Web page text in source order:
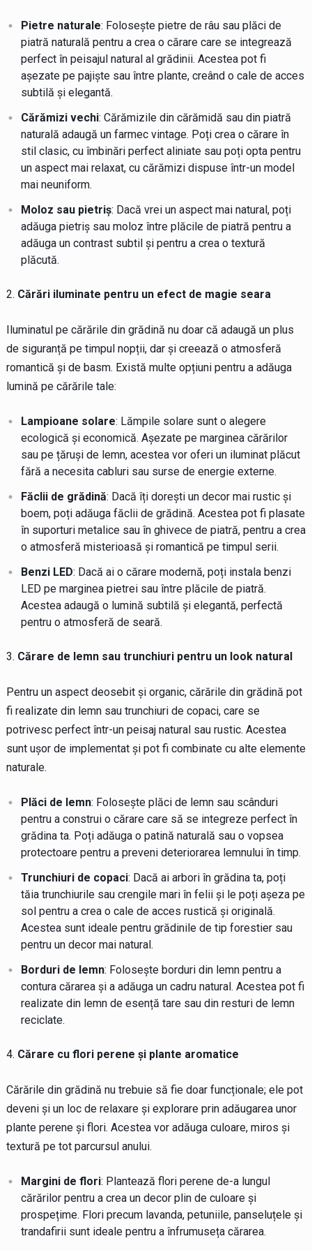
Pietre naturale: Folosește pietre de râu sau plăci de
piatră naturală pentru a crea o cărare care se integrează
perfect în peisajul natural al grădinii. Acestea pot fi
așezate pe pajiște sau între plante, creând o cale de acces
subtilă și elegantă.
Cărămizi vechi: Cărămizile din cărămidă sau din piatră
naturală adaugă un farmec vintage. Poți crea o cărare în
stil clasic, cu îmbinări perfect aliniate sau poți opta pentru
un aspect mai relaxat, cu cărămizi dispuse într-un model
mai neuniform.
Moloz sau pietriș: Dacă vrei un aspect mai natural, poți
adăuga pietriș sau moloz între plăcile de piatră pentru a
adăuga un contrast subtil și pentru a crea o textură
plăcută.
Cărări iluminate pentru un efect de magie seara
Iluminatul pe cărările din grădină nu doar că adaugă un plus
de siguranță pe timpul nopții, dar și creează o atmosferă
romantică și de basm. Există multe opțiuni pentru a adăuga
lumină pe cărările tale:
Lampioane solare: Lămpile solare sunt o alegere
ecologică și economică. Așezate pe marginea cărărilor
sau pe țăruși de lemn, acestea vor oferi un iluminat plăcut
fără a necesita cabluri sau surse de energie externe.
Făclii de grădină: Dacă îți dorești un decor mai rustic și
boem, poți adăuga făclii de grădină. Acestea pot fi plasate
în suporturi metalice sau în ghivece de piatră, pentru a crea
o atmosferă misterioasă și romantică pe timpul serii.
Benzi LED: Dacă ai o cărare modernă, poți instala benzi
LED pe marginea pietrei sau între plăcile de piatră.
Acestea adaugă o lumină subtilă și elegantă, perfectă
pentru o atmosferă de seară.
Cărare de lemn sau trunchiuri pentru un look natural
Pentru un aspect deosebit și organic, cărările din grădină pot
fi realizate din lemn sau trunchiuri de copaci, care se
potrivesc perfect într-un peisaj natural sau rustic. Acestea
sunt ușor de implementat și pot fi combinate cu alte elemente
naturale.
Plăci de lemn: Folosește plăci de lemn sau scânduri
pentru a construi o cărare care să se integreze perfect în
grădina ta. Poți adăuga o patină naturală sau o vopsea
protectoare pentru a preveni deteriorarea lemnului în timp.
Trunchiuri de copaci: Dacă ai arbori în grădina ta, poți
tăia trunchiurile sau crengile mari în felii și le poți așeza pe
sol pentru a crea o cale de acces rustică și originală.
Acestea sunt ideale pentru grădinile de tip forestier sau
pentru un decor mai natural.
Borduri de lemn: Folosește borduri din lemn pentru a
contura cărarea și a adăuga un cadru natural. Acestea pot fi
realizate din lemn de esență tare sau din resturi de lemn
reciclate.
Cărare cu flori perene și plante aromatice
Cărările din grădină nu trebuie să fie doar funcționale; ele pot
deveni și un loc de relaxare și explorare prin adăugarea unor
plante perene și flori. Acestea vor adăuga culoare, miros și
textură pe tot parcursul anului.
Margini de flori: Plantează flori perene de-a lungul
cărărilor pentru a crea un decor plin de culoare și
prospețime. Flori precum lavanda, petuniile, panseluțele și
trandafirii sunt ideale pentru a înfrumuseța cărarea.